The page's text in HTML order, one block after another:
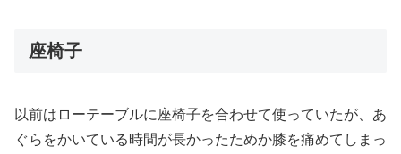
座椅子
以前はローテーブルに座椅子を合わせて使っていたが、あ
ぐらをかいている時間が長かったためか膝を痛めてしまっ